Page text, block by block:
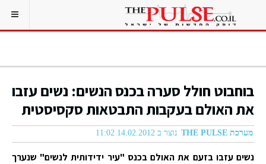
בוחבוט חולל סערה בכנס הנשים: נשים עזבו
את האולם בעקבות התבטאות סקסיסטית
מערכת THE PULSE נוצר ב 14.02.2012 11:02
נשים עזבו בזעם את האולם בכנס "עיר ידידותית לנשים" שנערך